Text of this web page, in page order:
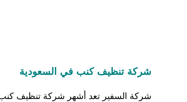
شركة تنظيف كنب في السعودية
شركة السفير تعد أشهر شركة تنظيف